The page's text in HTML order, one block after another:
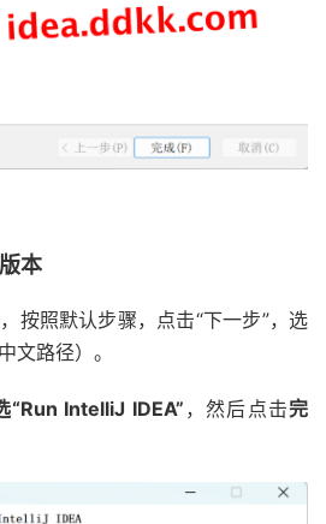
本
按照默认步骤，点击“下一步”，选
文路径）。
“Run IntelliJ IDEA” ，然后点击完